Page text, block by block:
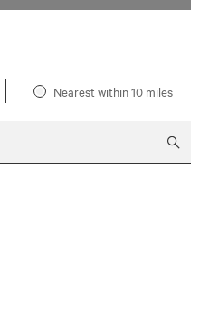
Nearest within 10 miles